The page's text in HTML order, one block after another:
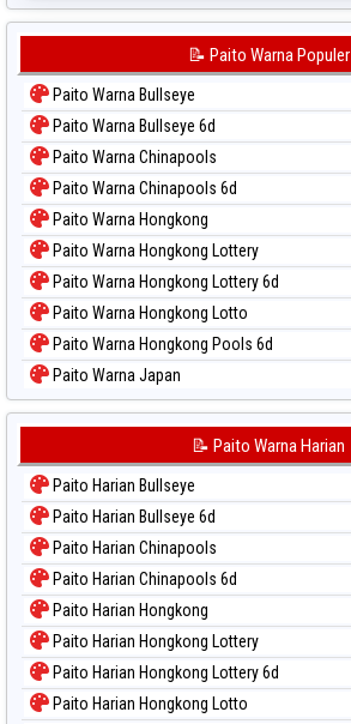
📝 Paito Warna Populer
Paito Warna Bullseye
Paito Warna Bullseye 6d
Paito Warna Chinapools
Paito Warna Chinapools 6d
Paito Warna Hongkong
Paito Warna Hongkong Lottery
Paito Warna Hongkong Lottery 6d
Paito Warna Hongkong Lotto
Paito Warna Hongkong Pools 6d
Paito Warna Japan
Paito Warna Japan 6d
Paito Warna Kuda Lari
Paito Warna Magnum Cambodia
Paito Warna Nagoya
Paito Warna New York Midday
Paito Warna North Carolina Day
Paito Warna Pcso
Paito Warna Pennsylvania Day
Paito Warna Sao Paulo
Paito Warna Singapore
📝 Paito Warna Harian
Paito Harian Bullseye
Paito Harian Bullseye 6d
Paito Harian Chinapools
Paito Harian Chinapools 6d
Paito Harian Hongkong
Paito Harian Hongkong Lottery
Paito Harian Hongkong Lottery 6d
Paito Harian Hongkong Lotto